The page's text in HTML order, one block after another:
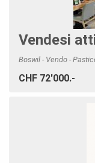
Vendesi
Boswil - Vendo -
CHF 72'000.-